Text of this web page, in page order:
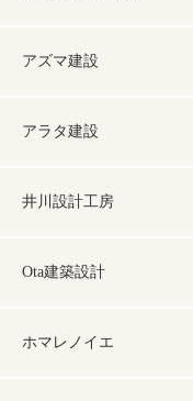
アズマ建設
アラタ建設
井川設計工房
Ota建築設計
ホマレノイエ